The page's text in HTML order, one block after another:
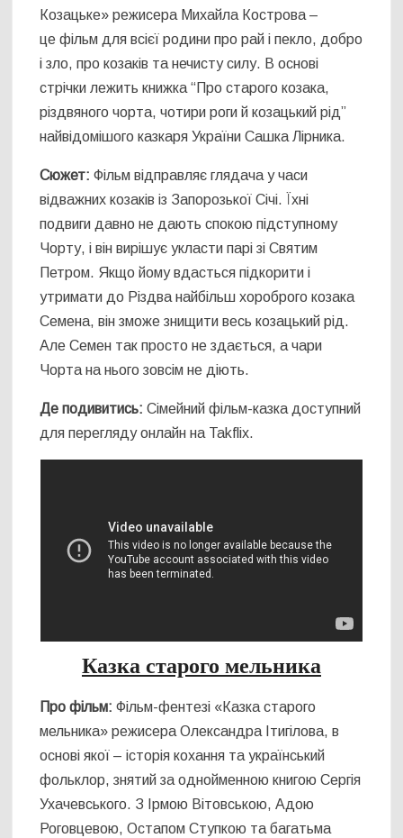
Козацьке» режисера Михайла Кострова –
це фільм для всієї родини про рай і пекло, добро
і зло, про козаків та нечисту силу. В основі
стрічки лежить книжка “Про старого козака,
різдвяного чорта, чотири роги й козацький рід”
найвідомішого казкаря України Сашка Лірника.
Сюжет:Фільм відправляє глядача у часи
відважних козаків із Запорозької Січі. Їхні
подвиги давно не дають спокою підступному
Чорту, і він вирішує укласти парі зі Святим
Петром. Якщо йому вдасться підкорити і
утримати до Різдва найбільш хороброго козака
Семена, він зможе знищити весь козацький рід.
Але Семен так просто не здається, а чари
Чорта на нього зовсім не діють.
Де подивитись:Сімейний фільм-казка доступний
для перегляду онлайн на Takflix.
Казка старого мельника
Про фільм:Фільм-фентезі «Казка старого
мельника» режисера Олександра Ітигілова, в
основі якої – історія кохання та український
фольклор, знятий за однойменною книгою Сергія
Ухачевського. З Ірмою Вітовською, Адою
Роговцевою, Остапом Ступкою та багатьма